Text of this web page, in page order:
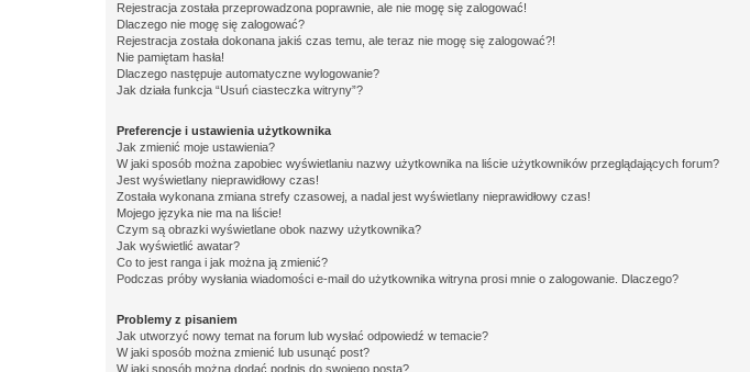
Rejestracja została przeprowadzona poprawnie, ale nie mogę się zalogować!
Dlaczego nie mogę się zalogować?
Rejestracja została dokonana jakiś czas temu, ale teraz nie mogę się zalogować?!
Nie pamiętam hasła!
Dlaczego następuje automatyczne wylogowanie?
Jak działa funkcja “Usuń ciasteczka witryny”?
Preferencje i ustawienia użytkownika
Jak zmienić moje ustawienia?
W jaki sposób można zapobiec wyświetlaniu nazwy użytkownika na liście użytkowników przeglądających forum?
Jest wyświetlany nieprawidłowy czas!
Została wykonana zmiana strefy czasowej, a nadal jest wyświetlany nieprawidłowy czas!
Mojego języka nie ma na liście!
Czym są obrazki wyświetlane obok nazwy użytkownika?
Jak wyświetlić awatar?
Co to jest ranga i jak można ją zmienić?
Podczas próby wysłania wiadomości e-mail do użytkownika witryna prosi mnie o zalogowanie. Dlaczego?
Problemy z pisaniem
Jak utworzyć nowy temat na forum lub wysłać odpowiedź w temacie?
W jaki sposób można zmienić lub usunąć post?
W jaki sposób można dodać podpis do swojego posta?